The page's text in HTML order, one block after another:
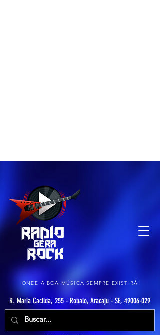
ONDE A BOA MÚSICA SEMPRE EXISTIRÁ
R. Maria Cacilda, 255 - Robalo, Aracaju - SE, 49006-029